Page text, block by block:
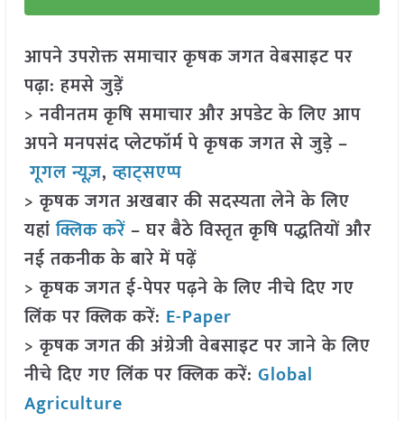
आपने उपरोक्त समाचार कृषक जगत वेबसाइट पर
पढ़ा: हमसे जुड़ें
> नवीनतम कृषि समाचार और अपडेट के लिए आप
अपने मनपसंद प्लेटफॉर्म पे कृषक जगत से जुड़े –
गूगल न्यूज़,व्हाट्सएप्प
> कृषक जगत अखबार की सदस्यता लेने के लिए
यहांक्लिक करें– घर बैठे विस्तृत कृषि पद्धतियों और
नई तकनीक के बारे में पढ़ें
> कृषक जगत ई-पेपर पढ़ने के लिए नीचे दिए गए
लिंक पर क्लिक करें: E-Paper
> कृषक जगत की अंग्रेजी वेबसाइट पर जाने के लिए
नीचे दिए गए लिंक पर क्लिक करें: Global
Agriculture